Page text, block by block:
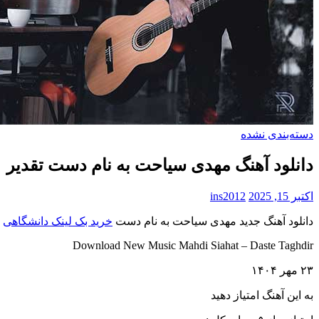
دسته‌بندی نشده
دانلود آهنگ مهدی سیاحت به نام دست تقدیر
اکتبر 15, 2025 ins2012
دانلود آهنگ جدید مهدی سیاحت به نام دست خرید بک لینک دانشگاهی
Download New Music Mahdi Siahat – Daste Taghdir
۲۳ مهر ۱۴۰۴
به این آهنگ امتیاز دهید